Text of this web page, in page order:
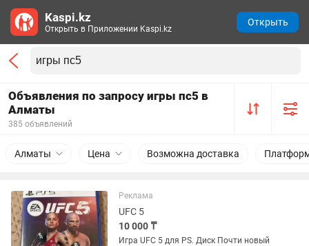
Объявления по запросу игры пс5 в
Алматы
385 объявлений
Алматы Цена Возможна доставка
Реклама
UFC 5
10 000 ₸
Игра UFC 5 для PS. Диск Почти новый
Kaspi.kz
Открыть в Приложении Kaspi.kz
Открыть